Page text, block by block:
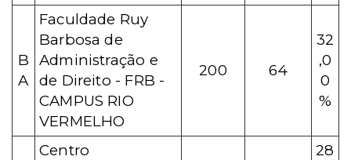
B
A
Faculdade Ruy
Barbosa de
Administração e
de Direito - FRB -
CAMPUS RIO
VERMELHO
200 64
32
,0
0
%
Centro
28